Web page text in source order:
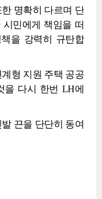
명확히 다르며 단
민에게 책임을 떠
을 강력히 규탄합
형 지원 주택 공공
을 다시 한번 LH에
끈을 단단히 동여